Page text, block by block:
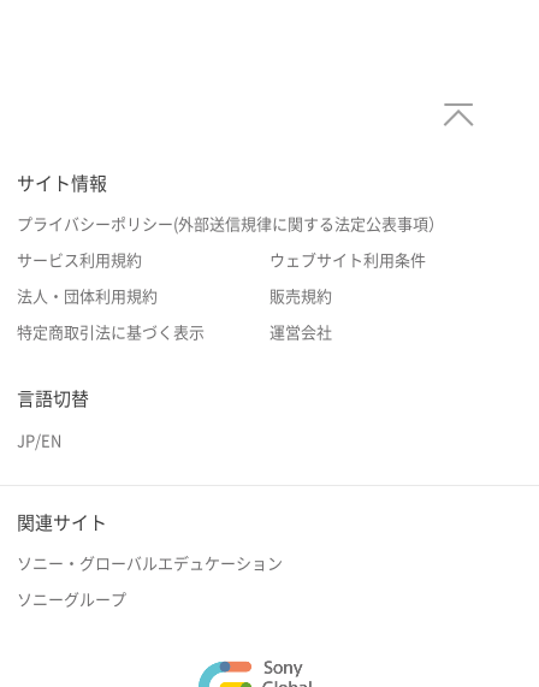
サイト情報
プライバシーポリシー(外部送信規律に関する法定公表事項）
サービス利用規約 ウェブサイト利用条件
法人・団体利用規約 販売規約
特定商取引法に基づく表示 運営会社
言語切替
JP/EN
関連サイト
ソニー・グローバルエデュケーション
ソニーグループ